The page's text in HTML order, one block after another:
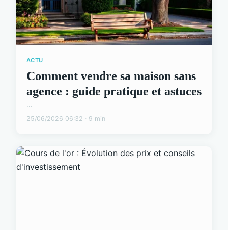
ACTU
Comment vendre sa maison sans
agence : guide pratique et astuces
...
25/06/2026 06:32 · 9 min